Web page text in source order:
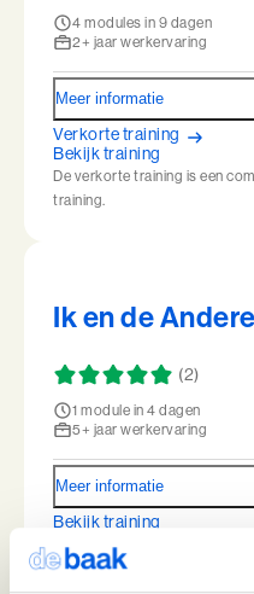
Teamleiderschap
Veilig Leiden
Young Executives Program
Young Executives Program
4 modules in 9 dagen
2+ jaar werkervaring
Meer informatie
Verkorte training
Bekijk training
De verkorte training is een
training.
Ik en de
(2)
1 module in 4 dagen
5+ jaar werkervaring
Meer informatie
Bekijk training